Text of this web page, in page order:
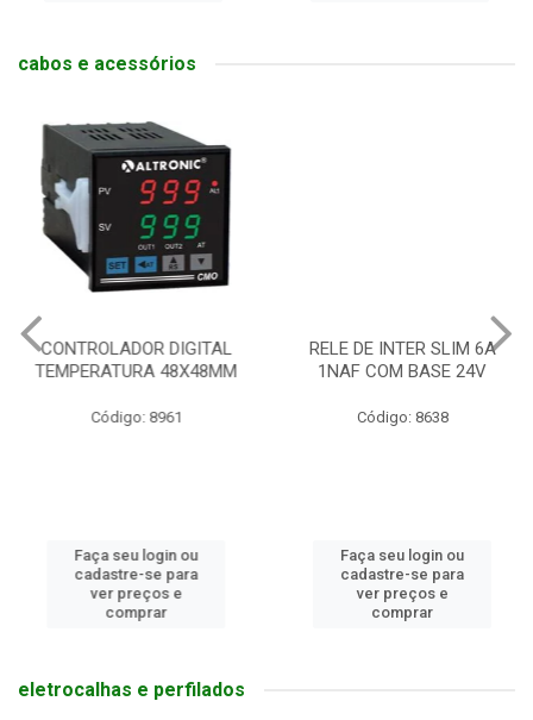
cabos e acessórios
CONTROLADOR DIGITAL
TEMPERATURA 48X48MM
Código: 8961
Faça seu login ou
cadastre-se para
ver preços e
comprar
RELE DE INTER SLIM 6A
1NAF COM BASE 24V
Código: 8638
Faça seu login ou
cadastre-se para
ver preços e
comprar
eletrocalhas e perfilados